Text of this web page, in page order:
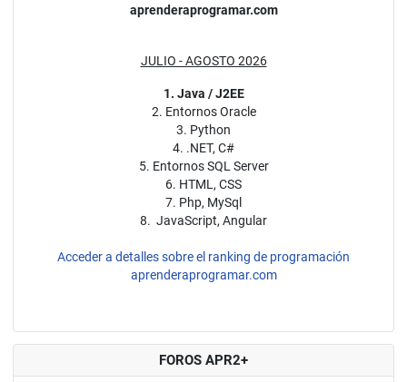
aprenderaprogramar.com
JULIO - AGOSTO 2026
1. Java / J2EE
2. Entornos Oracle
3. Python
4. .NET, C#
5. Entornos SQL Server
6. HTML, CSS
7. Php, MySql
8. JavaScript, Angular
Acceder a detalles sobre el ranking de programación
aprenderaprogramar.com
FOROS APR2+